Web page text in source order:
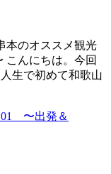
本のオススメ観光
こんにちは。今回
生で初めて和歌山